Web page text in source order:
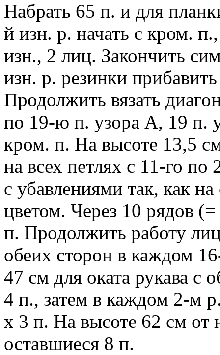
Набрать 65 п. и для
й изн. р. начать с кром.
изн., 2 лиц. Закончить
изн. р. резинки
Продолжить вязать
по 19-ю п. узора А, 19 п.
кром. п. На высоте 13,5
на всех петлях с 11-го по
с убавлениями так, как
цветом. Через 10 рядов
п. Продолжить работу
обеих сторон в каждом
47 см для оката рукава с
4 п., затем в каждом 2-м
х 3 п. На высоте 62 см от
оставшиеся 8 п.